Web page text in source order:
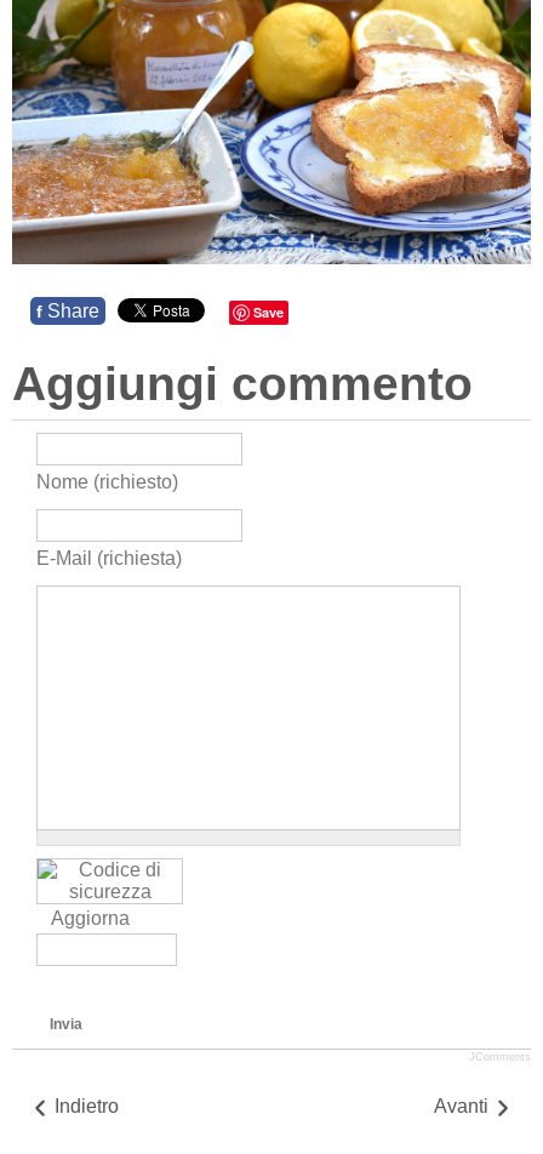
f Share Save
Aggiungi commento
Nome (richiesto)
E-Mail (richiesta)
Aggiorna
Invia
JComments
Indietro Avanti